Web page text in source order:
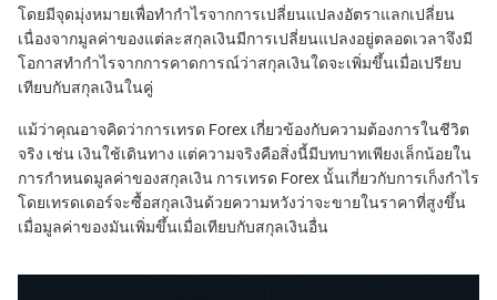
โดยมีจุดมุ่งหมายเพื่อทำกำไรจากการเปลี่ยนแปลงอัตราแลกเปลี่ยน
เนื่องจากมูลค่าของแต่ละสกุลเงินมีการเปลี่ยนแปลงอยู่ตลอดเวลาจึงมี
โอกาสทำกำไรจากการคาดการณ์ว่าสกุลเงินใดจะเพิ่มขึ้นเมื่อเปรียบ
เทียบกับสกุลเงินในคู่
แม้ว่าคุณอาจคิดว่าการเทรด Forex เกี่ยวข้องกับความต้องการในชีวิต
จริง เช่น เงินใช้เดินทาง แต่ความจริงคือสิ่งนี้มีบทบาทเพียงเล็กน้อยใน
การกำหนดมูลค่าของสกุลเงิน การเทรด Forex นั้นเกี่ยวกับการเก็งกำไร
โดยเทรดเดอร์จะซื้อสกุลเงินด้วยความหวังว่าจะขายในราคาที่สูงขึ้น
เมื่อมูลค่าของมันเพิ่มขึ้นเมื่อเทียบกับสกุลเงินอื่น